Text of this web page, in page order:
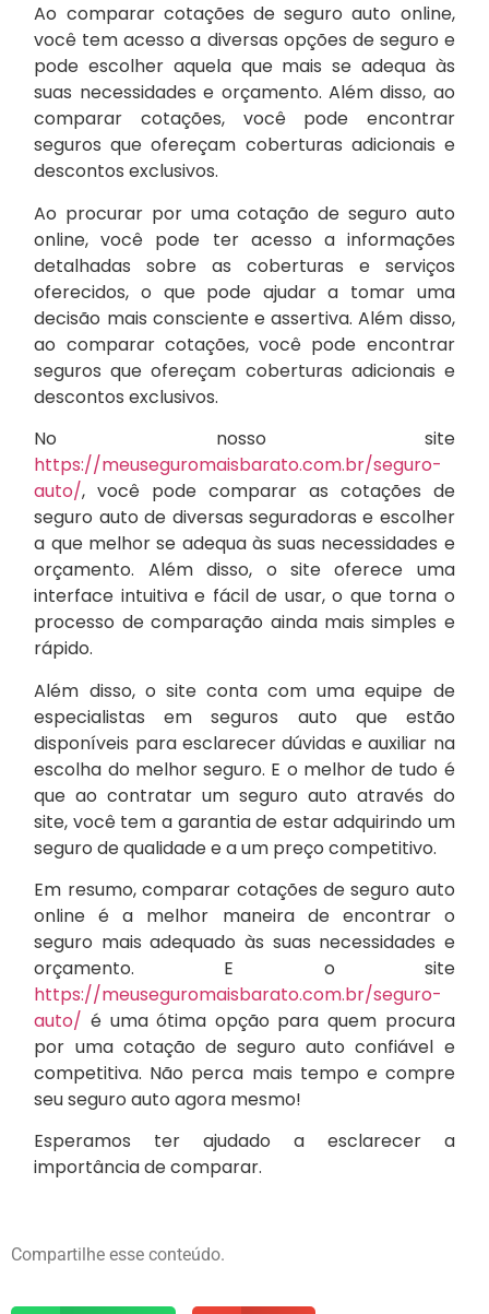
Ao comparar cotações de seguro auto online,
você tem acesso a diversas opções de seguro e
pode escolher aquela que mais se adequa às
suas necessidades e orçamento. Além disso, ao
comparar cotações, você pode encontrar
seguros que ofereçam coberturas adicionais e
descontos exclusivos.
Ao procurar por uma cotação de seguro auto
online, você pode ter acesso a informações
detalhadas sobre as coberturas e serviços
oferecidos, o que pode ajudar a tomar uma
decisão mais consciente e assertiva. Além disso,
ao comparar cotações, você pode encontrar
seguros que ofereçam coberturas adicionais e
descontos exclusivos.
No nosso site
https://meuseguromaisbarato.com.br/seguro-
auto/, você pode comparar as cotações de
seguro auto de diversas seguradoras e escolher
a que melhor se adequa às suas necessidades e
orçamento. Além disso, o site oferece uma
interface intuitiva e fácil de usar, o que torna o
processo de comparação ainda mais simples e
rápido.
Além disso, o site conta com uma equipe de
especialistas em seguros auto que estão
disponíveis para esclarecer dúvidas e auxiliar na
escolha do melhor seguro. E o melhor de tudo é
que ao contratar um seguro auto através do
site, você tem a garantia de estar adquirindo um
seguro de qualidade e a um preço competitivo.
Em resumo, comparar cotações de seguro auto
online é a melhor maneira de encontrar o
seguro mais adequado às suas necessidades e
orçamento. E o site
https://meuseguromaisbarato.com.br/seguro-
auto/ é uma ótima opção para quem procura
por uma cotação de seguro auto confiável e
competitiva. Não perca mais tempo e compre
seu seguro auto agora mesmo!
Esperamos ter ajudado a esclarecer a
importância de comparar.
Compartilhe esse conteúdo.